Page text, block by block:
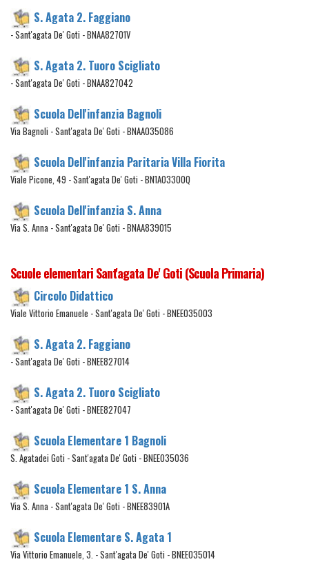
S. Agata 2. Faggiano
- Sant'agata De' Goti - BNAA82701V
S. Agata 2. Tuoro Scigliato
- Sant'agata De' Goti - BNAA827042
Scuola Dell'infanzia Bagnoli
Via Bagnoli - Sant'agata De' Goti - BNAA035086
Scuola Dell'infanzia Paritaria Villa Fiorita
Viale Picone, 49 - Sant'agata De' Goti - BN1A03300Q
Scuola Dell'infanzia S. Anna
Via S. Anna - Sant'agata De' Goti - BNAA839015
Scuole elementari Sant'agata De' Goti (Scuola Primaria)
Circolo Didattico
Viale Vittorio Emanuele - Sant'agata De' Goti - BNEE035003
S. Agata 2. Faggiano
- Sant'agata De' Goti - BNEE827014
S. Agata 2. Tuoro Scigliato
- Sant'agata De' Goti - BNEE827047
Scuola Elementare 1 Bagnoli
S. Agatadei Goti - Sant'agata De' Goti - BNEE035036
Scuola Elementare 1 S. Anna
Via S. Anna - Sant'agata De' Goti - BNEE83901A
Scuola Elementare S. Agata 1
Via Vittorio Emanuele, 3. - Sant'agata De' Goti - BNEE035014